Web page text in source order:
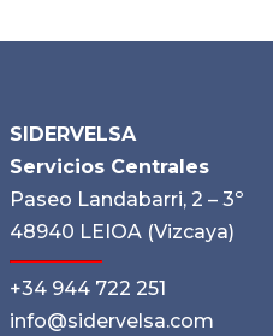
SIDERVELSA
Servicios Centrales
Paseo Landabarri, 2 – 3º
48940 LEIOA (Vizcaya)
+34 944 722 251
info@sidervelsa.com